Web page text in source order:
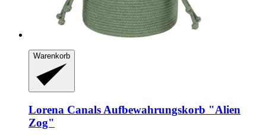
Warenkorb
Lorena Canals Aufbewahrungskorb "Alien
Zog"